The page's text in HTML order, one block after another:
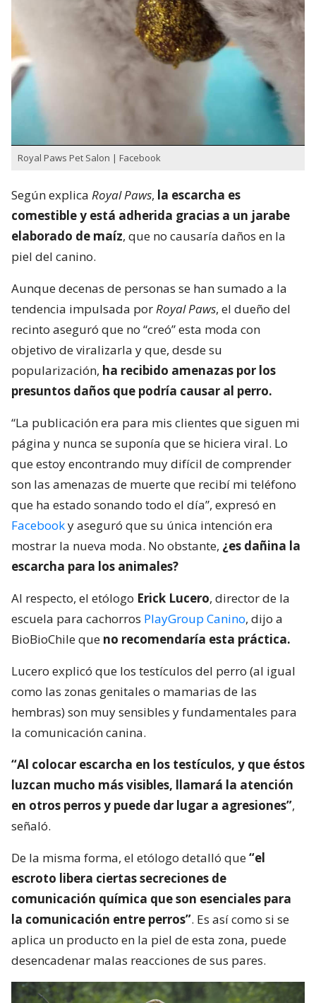
Royal Paws Pet Salon | Facebook
Según explica Royal Paws, la escarcha es
comestible y está adherida gracias a un jarabe
elaborado de maíz, que no causaría daños en la
piel del canino.
Aunque decenas de personas se han sumado a la
tendencia impulsada porRoyal Paws, el dueño del
recinto aseguró que no “creó” esta moda con
objetivo de viralizarla y que, desde su
popularización, ha recibido amenazas por los
presuntos daños que podría causar al perro.
“La publicación era para mis clientes que siguen mi
página y nunca se suponía que se hiciera viral. Lo
que estoy encontrando muy difícil de comprender
son las amenazas de muerte que recibí mi teléfono
que ha estado sonando todo el día”, expresó en
Facebooky aseguró que su única intención era
mostrar la nueva moda. No obstante, ¿es dañina la
escarcha para los animales?
Al respecto, el etólogo Erick Lucero, director de la
escuela para cachorros PlayGroup Canino, dijo a
BioBioChile que no recomendaría esta práctica.
Lucero explicó que los testículos del perro (al igual
como las zonas genitales o mamarias de las
hembras) son muy sensibles y fundamentales para
la comunicación canina.
“Al colocar escarcha en los testículos, y que éstos
luzcan mucho más visibles, llamará la atención
en otros perros y puede dar lugar a agresiones”,
señaló.
De la misma forma, el etólogo detalló que“el
escroto libera ciertas secreciones de
comunicación química que son esenciales para
la comunicación entre perros”. Es así como si se
aplica un producto en la piel de esta zona, puede
desencadenar malas reacciones de sus pares.